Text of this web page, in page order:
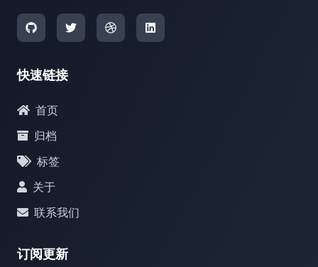
快速链接
首页
归档
标签
关于
联系我们
订阅更新